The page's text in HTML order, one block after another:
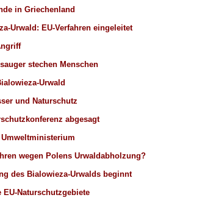
in Griechenland
Urwald: EU-Verfahren eingeleitet
stechen Menschen
Urwald
und Naturschutz
abgesagt
Umweltministerium
wegen Polens Urwaldabholzung?
des Bialowieza-Urwalds beginnt
EU-Naturschutzgebiete